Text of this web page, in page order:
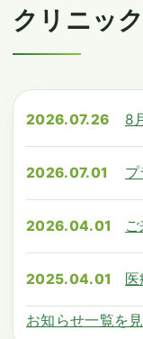
クリニッ
2026.07.26 8
2026.07.01
2026.04.01
2025.04.01
お知らせ一覧を